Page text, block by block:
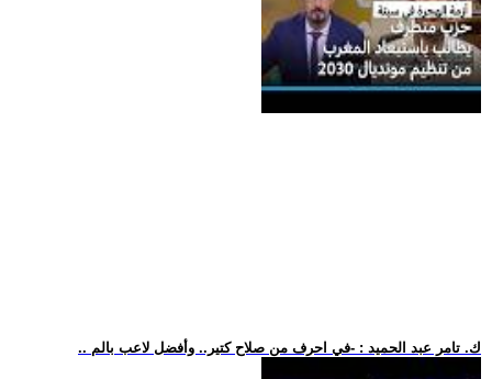
.. ك. تامر عبد الحميد : -في احرف من صلاح كتير.. وأفضل لاعب بالم